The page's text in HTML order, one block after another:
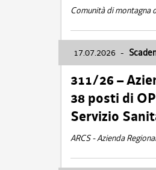
Comunità di montagna
17.07.2026 -
311/26 –
38 posti di
Servizio
ARCS - Azienda